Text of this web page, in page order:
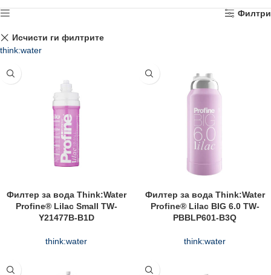
Филтри
Исчисти ги филтрите
think:water
Филтер за вода Think:Water
Profine® Lilac Small TW-
Y21477B-B1D
think:water
Филтер за вода Think:Water
Profine® Lilac BIG 6.0 TW-
PBBLP601-B3Q
think:water